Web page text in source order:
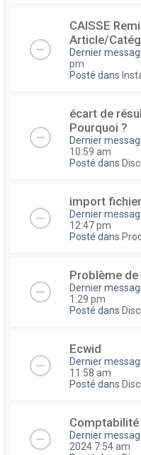
CAISSE
Article/
Dernier
pm
Posté dans
écart de
Pourquoi ?
Dernier
10:59 am
Posté dans
import
Dernier
12:47 pm
Posté dans
Problème
Dernier
1:29 pm
Posté dans
Ecwid
Dernier
11:58 am
Posté dans
Dernier
2024 7:54 am